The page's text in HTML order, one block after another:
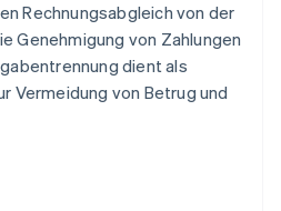
Rechnungsabgleich von der
Genehmigung von Zahlungen
dient als
Vermeidung von Betrug und